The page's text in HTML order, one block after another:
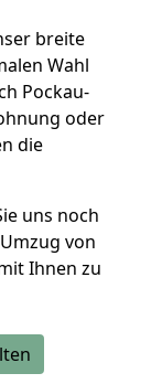
breite
Wahl
Pockau-
oder
die
uns noch
von
Ihnen zu